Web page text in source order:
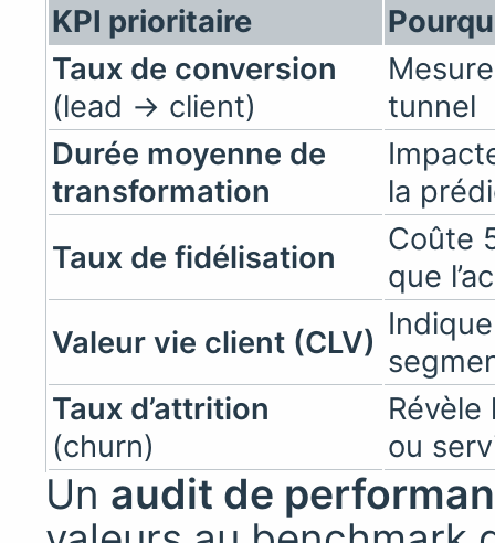
KPI prioritaire
Taux de conversion
(lead → client)
tunnel
Durée moyenne de
transformation
la
Taux de fidélisation
Coûte
que
Valeur vie client (CLV)
Taux d’attrition
(churn)
ou
Un audit de